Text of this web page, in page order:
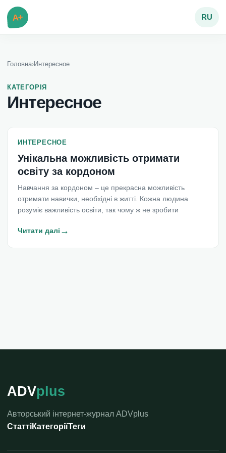
A+ RU
Головна›Интересное
КАТЕГОРІЯ
Интересное
ИНТЕРЕСНОЕ
Унікальна можливість отримати
освіту за кордоном
Навчання за кордоном – це прекрасна можливість
отримати навички, необхідні в житті. Кожна людина
розуміє важливість освіти, так чому ж не зробити
Читати далі →
ADVplus
Авторський інтернет-журнал ADVplus
СтаттіКатегоріїТеги